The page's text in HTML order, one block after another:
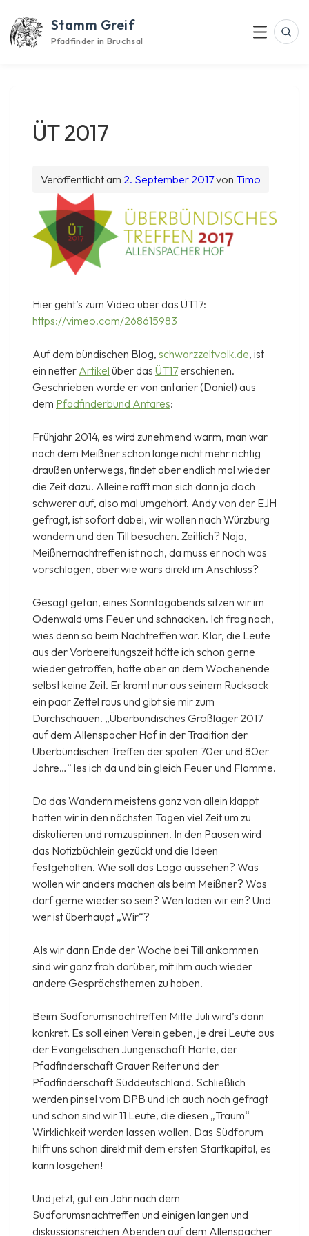
content
Stamm Greif
Pfadfinder in Bruchsal Menu
ÜT 2017
Veröffentlicht am 2. September 2017von Timo
Hier geht’s zum Video über das ÜT17:
https://vimeo.com/268615983
Auf dem bündischen Blog, schwarzzeltvolk.de, ist
ein netter Artikel über das ÜT17erschienen.
Geschrieben wurde er von antarier (Daniel) aus
dem Pfadfinderbund Antares:
Frühjahr 2014, es wird zunehmend warm, man war
nach dem Meißner schon lange nicht mehr richtig
draußen unterwegs, findet aber endlich mal wieder
die Zeit dazu. Alleine rafft man sich dann ja doch
schwerer auf, also mal umgehört. Andy von der EJH
gefragt, ist sofort dabei, wir wollen nach Würzburg
wandern und den Till besuchen. Zeitlich? Naja,
Meißnernachtreffen ist noch, da muss er noch was
vorschlagen, aber wie wärs direkt im Anschluss?
Gesagt getan, eines Sonntagabends sitzen wir im
Odenwald ums Feuer und schnacken. Ich frag nach,
wies denn so beim Nachtreffen war. Klar, die Leute
aus der Vorbereitungszeit hätte ich schon gerne
wieder getroffen, hatte aber an dem Wochenende
selbst keine Zeit. Er kramt nur aus seinem Rucksack
ein paar Zettel raus und gibt sie mir zum
Durchschauen. „Überbündisches Großlager 2017
auf dem Allenspacher Hof in der Tradition der
Überbündischen Treffen der späten 70er und 80er
Jahre…“ les ich da und bin gleich Feuer und Flamme.
Da das Wandern meistens ganz von allein klappt
hatten wir in den nächsten Tagen viel Zeit um zu
diskutieren und rumzuspinnen. In den Pausen wird
das Notizbüchlein gezückt und die Ideen
festgehalten. Wie soll das Logo aussehen? Was
wollen wir anders machen als beim Meißner? Was
darf gerne wieder so sein? Wen laden wir ein? Und
wer ist überhaupt „Wir“?
Als wir dann Ende der Woche bei Till ankommen
sind wir ganz froh darüber, mit ihm auch wieder
andere Gesprächsthemen zu haben.
Beim Südforumsnachtreffen Mitte Juli wird’s dann
konkret. Es soll einen Verein geben, je drei Leute aus
der Evangelischen Jungenschaft Horte, der
Pfadfinderschaft Grauer Reiter und der
Pfadfinderschaft Süddeutschland. Schließlich
werden pinsel vom DPB und ich auch noch gefragt
und schon sind wir 11 Leute, die diesen „Traum“
Wirklichkeit werden lassen wollen. Das Südforum
hilft uns schon direkt mit dem ersten Startkapital, es
kann losgehen!
Und jetzt, gut ein Jahr nach dem
Südforumsnachtreffen und einigen langen und
diskussionsreichen Abenden auf dem Allenspacher